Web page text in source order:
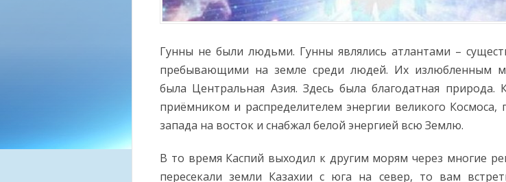
Гунны не были людьми. Гунны являлись атлантами –
пребывающими на земле среди людей. Их излюбленным
была Центральная Азия. Здесь была благодатная природа.
приёмником и распределителем энергии великого Космоса,
запада на восток и снабжал белой энергией всю Землю.
В то время Каспий выходил к другим морям через многие
пересекали земли Казахии с юга на север, то вам